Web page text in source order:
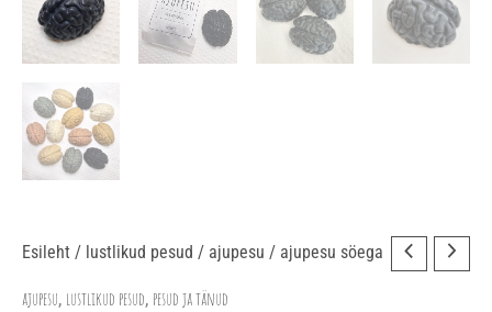
Esileht / lustlikud pesud / ajupesu / ajupesu söega
ajupesu, lustlikud pesud, pesud ja tänud
ajupesu